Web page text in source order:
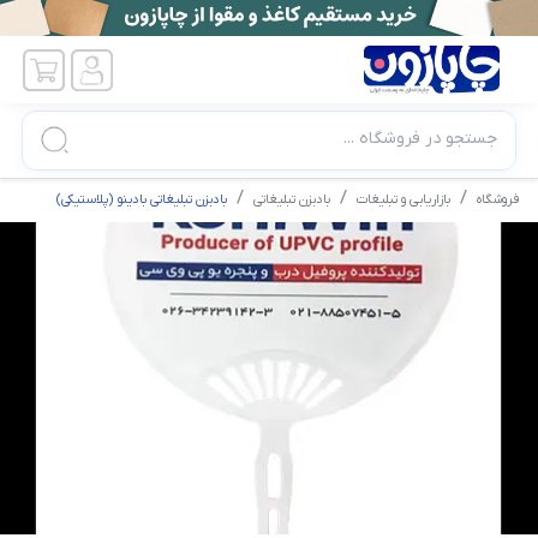
جستجو در فروشگاه ...
فروشگاه بازاریابی و تبلیغات بادبزن تبلیغاتی بادبزن تبلیغاتی بادینو (پلاستیکی)